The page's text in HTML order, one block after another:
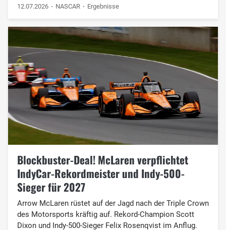
12.07.2026 NASCAR Ergebnisse
Blockbuster-Deal! McLaren verpflichtet
IndyCar-Rekordmeister und Indy-500-
Sieger für 2027
Arrow McLaren rüstet auf der Jagd nach der Triple Crown
des Motorsports kräftig auf. Rekord-Champion Scott
Dixon und Indy-500-Sieger Felix Rosenqvist im Anflug.